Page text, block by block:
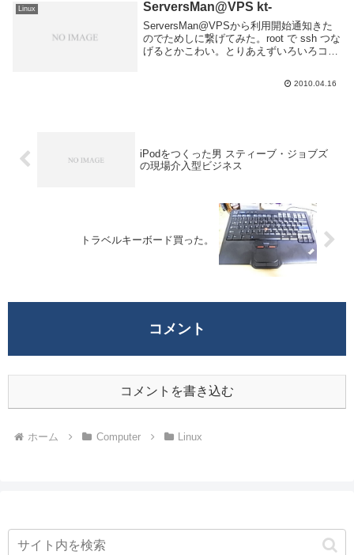
session を書き込んでるディレ...
Linux ServersMan@VPS kt-
ServersMan@VPSから利用開始通知きた
のでためしに繋げてみた。root で ssh つな
げるとかこわい。とりあえずいろいろコマ
2010.04.16
iPodをつくった男 スティーブ・ジョブズ
の現場介入型ビジネス
トラベルキーボード買った。
コメント
コメントを書き込む
ホーム Computer Linux